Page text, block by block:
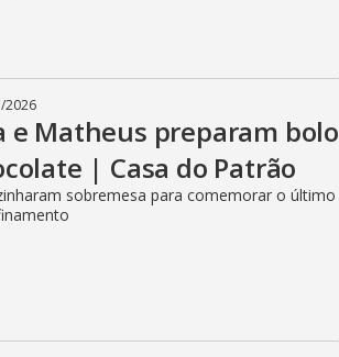
2026
e Matheus preparam bolo
| Casa do Patrão
sobremesa para comemorar o último